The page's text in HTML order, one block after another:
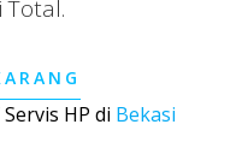
Total.
HP di Bekasi